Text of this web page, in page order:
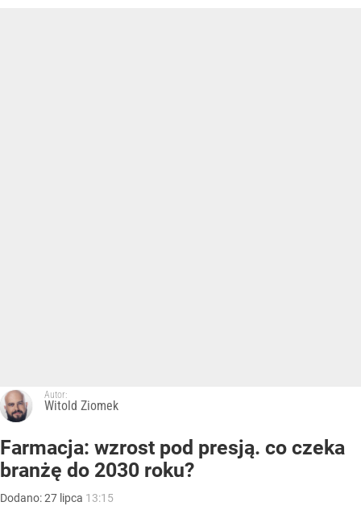
Autor:
Witold Ziomek
Farmacja: wzrost pod presją. co czeka
branżę do 2030 roku?
Dodano:27 lipca 13:15